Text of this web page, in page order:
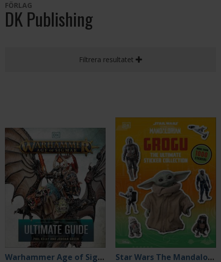
FÖRLAG
DK Publishing
Filtrera resultatet
Warhammer Age of Sigmar Ultimate Guide Star Wars The Mandalorian: Grogu - The Ultimate Sticker Collection